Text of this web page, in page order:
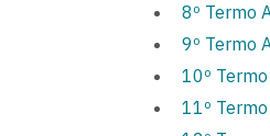
8º Termo
9º Termo
10º
11º